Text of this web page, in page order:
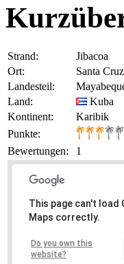
Strand:
Jibacoa
Ort:
Santa
Landesteil:
Land:
Kuba
Kontinent:
Karibik
Punkte:
Bewertungen: 1
This page can't load
Maps correctly.
Do you own this
website?